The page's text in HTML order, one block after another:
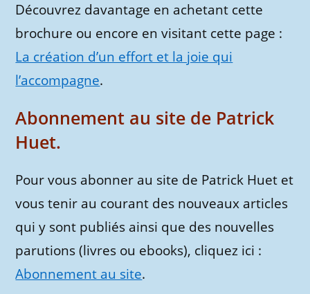
Découvrez davantage en achetant cette
brochure ou encore en visitant cette page :
La création d’un effort et la joie qui
l’accompagne.
Abonnement au site de Patrick
Huet.
Pour vous abonner au site de Patrick Huet et
vous tenir au courant des nouveaux articles
qui y sont publiés ainsi que des nouvelles
parutions (livres ou ebooks), cliquez ici :
Abonnement au site.